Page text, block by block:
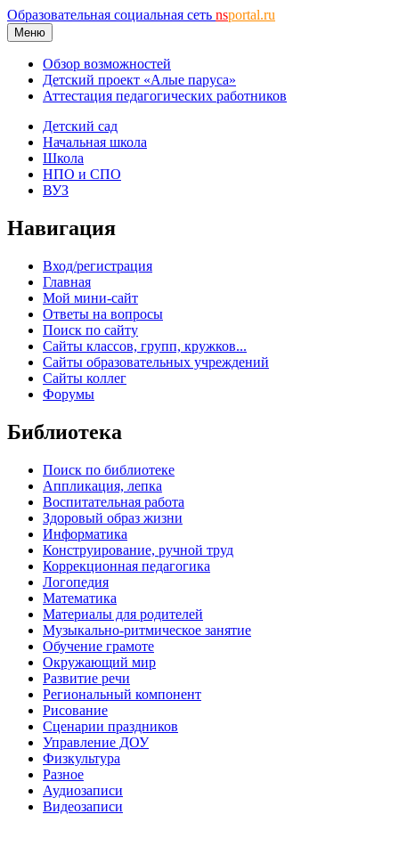
Образовательная социальная сеть nsportal.ru
Меню
Обзор возможностей
Детский проект «Алые паруса»
Аттестация педагогических работников
Детский сад
Начальная школа
Школа
НПО и СПО
ВУЗ
Навигация
Вход/регистрация
Главная
Мой мини-сайт
Ответы на вопросы
Поиск по сайту
Сайты классов, групп, кружков...
Сайты образовательных учреждений
Сайты коллег
Форумы
Библиотека
Поиск по библиотеке
Аппликация, лепка
Воспитательная работа
Здоровый образ жизни
Информатика
Конструирование, ручной труд
Коррекционная педагогика
Логопедия
Математика
Материалы для родителей
Музыкально-ритмическое занятие
Обучение грамоте
Окружающий мир
Развитие речи
Региональный компонент
Рисование
Сценарии праздников
Управление ДОУ
Физкультура
Разное
Аудиозаписи
Видеозаписи